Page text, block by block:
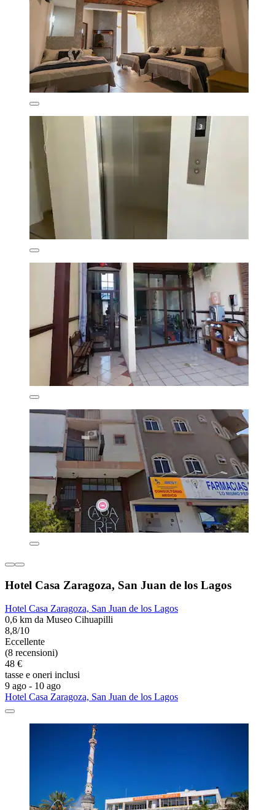
Hotel Casa Zaragoza, San Juan de los Lagos
Hotel Casa Zaragoza, San Juan de los Lagos
0,6 km da Museo Cihuapilli
8,8/10
Eccellente
(8 recensioni)
48 €
tasse e oneri inclusi
9 ago - 10 ago
Hotel Casa Zaragoza, San Juan de los Lagos